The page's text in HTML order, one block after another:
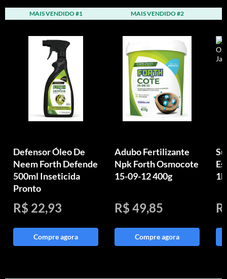
MAIS VENDIDO #1
Defensor Óleo De
Neem Forth Defende
500ml Inseticida
Pronto
R$ 22,93
Compre agora
MAIS VENDIDO #2
Adubo Fertilizante
Npk Forth Osmocote
15-09-12 400g
R$ 49,85
Compre agora